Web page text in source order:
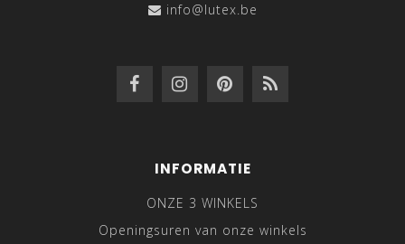
info@lutex.be
INFORMATIE
ONZE 3 WINKELS
Openingsuren van onze winkels